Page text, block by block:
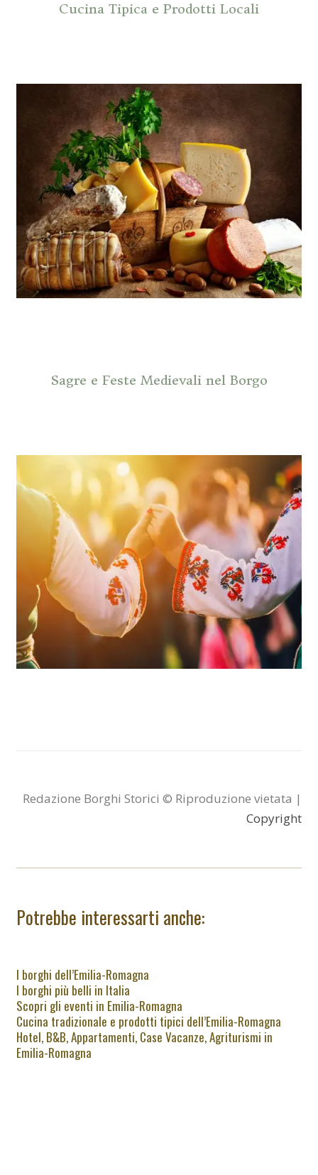
Cucina Tipica e Prodotti Locali
Sagre e Feste Medievali nel Borgo
Redazione Borghi Storici © Riproduzione vietata |
Copyright
Potrebbe interessarti anche:
I borghi dell’Emilia-Romagna
I borghi più belli in Italia
Scopri gli eventi in Emilia-Romagna
Cucina tradizionale e prodotti tipici dell’Emilia-Romagna
Hotel, B&B, Appartamenti, Case Vacanze, Agriturismi in
Emilia-Romagna